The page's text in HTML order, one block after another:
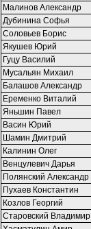
Малинов Александр
Дубинина Софья
Соловьев Борис
Якушев Юрий
Гуцу Василий
Мусальян Михаил
Балашов Александр
Еременко Виталий
Яньшин Павел
Васин Юрий
Шамин Дмитрий
Калинин Олег
Венцулевич Дарья
Полянский Александр
Пухаев Константин
Козлов Георгий
Старовский Владимир